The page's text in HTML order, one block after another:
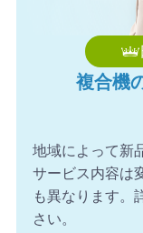
た。ありがとうご
2026年8月6日
【埼玉県】コピ
した。ありがと
した。ありがとう
2026年8月6日
【熊本県】複合機
を頂きました。あ
複合機
地域によって新
サービス内容は
も異なります。
さい。